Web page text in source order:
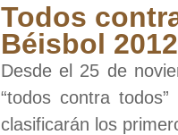
Todos
Béisbol
Desde el 25 de
“todos contra
clasificarán los